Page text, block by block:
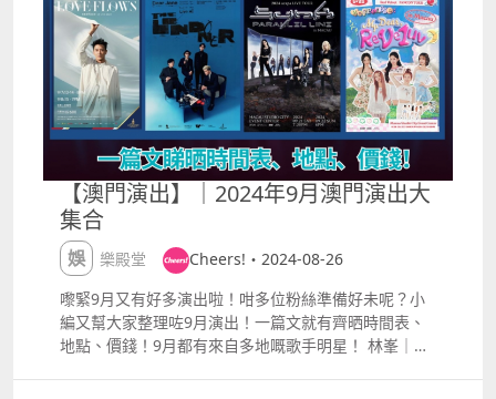
芝蓮一星粵菜廳）地址：新濠鋒11樓，餐廳大樓天政
（福布斯五星天婦羅御膳）地址：新濠鋒11樓，餐廳大
樓 季風地址 新濠鋒3樓，餐廳大樓以上餐廳營業時間：
1200 1500, 1800 2200，天政逢星期三休息預約服務
853 2886 8868 五星享受享受完煙花同美食梗係要嘆返
晚，新濠鋒嘅住宿同水療都係福布斯五星，仲要全部都
係海景房，有冇試過海景早餐呢？再加埋五星級SPA，
咁就係prefect weekend 啦！小編私心推薦Signature
呢個玉石能量護理，可用玉石改善經絡，啱曬舒緩平時
緊繃工作嘅肌肉。 「澄」水療：
httpswww.altiramacau.comtcspaaltiraspa#All 想知
更多詳情，就快啲上新濠鋒官網或者直接聯絡餐廳預約
服務啦！
的歡樂時光，有效期至10月底！趁呢個機會Bookmark
買定飛，一齊「童」放電啦，除此之外，當日去港澳首
間杜比影院睇戲即送小食套餐，立即約埋朋友或另一半
去影滙戲院，體驗頂級影音享受！ 每月8號會員專屬福
利豐富多樣，節省更多，享受更多！下面一齊跟住小編
睇下啦！ 65折米芝蓮及精選餐廳推介 「玥龍軒」 融合
傳統與現代的米芝蓮一星粵菜餐廳。精選尊貴食材，如
頂級鮑魚、燕窩、鵝肝金錢雞、芙蓉花雕蒸法國藍龍蝦
等，保證讓味蕾享受一場華麗盛宴。 詳情及預訂：
httpswww.studiocitymacau.comtcdiningpearldrag
on 「帝影樓」 「帝影樓」屢獲《米芝蓮港澳指南》一
星評級，由廚藝精湛的主廚帶領才華橫溢的烹飪團隊，
每道菜都蘊含創新精神。餐廳擁有私人包廂和半開放式
座位，窗外是澳門繁華天際線，營造出極致的用餐氛
圍。 詳情及預訂：
【澳門演出】｜2024年9月澳門演出大
集合
娛樂殿堂
Cheers!・2024-08-26
嚟緊9月又有好多演出啦！咁多位粉絲準備好未呢？小
編又幫大家整理咗9月演出！一篇文就有齊晒時間表、
地點、價錢！9月都有來自多地嘅歌手明星！ 林峯｜